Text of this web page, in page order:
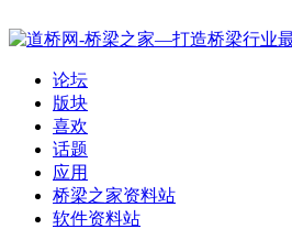
论坛
版块
喜欢
话题
应用
桥梁之家资料站
软件资料站